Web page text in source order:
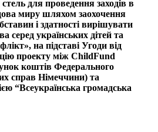
для проведення заходів в
миру шляхом заохочення
і здатності вирішувати
серед українських дітей та
на підставі Угоди від
проекту між ChildFund
коштів Федерального
справ Німеччини) та
“Всеукраїнська громадська